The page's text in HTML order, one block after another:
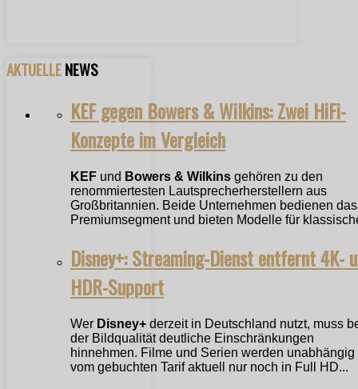
AKTUELLENEWS
KEF gegen Bowers & Wilkins: Zwei HiFi-
Konzepte im Vergleich
KEF und Bowers & Wilkins gehören zu den
renommiertesten Lautsprecherherstellern aus
Großbritannien. Beide Unternehmen bedienen das
Premiumsegment und bieten Modelle für
Disney+: Streaming-Dienst entfernt 4K-
HDR-Support
Wer Disney+ derzeit in Deutschland nutzt, muss
der Bildqualität deutliche Einschränkungen
hinnehmen. Filme und Serien werden unabhängig
vom gebuchten Tarif aktuell nur noch in Full HD...